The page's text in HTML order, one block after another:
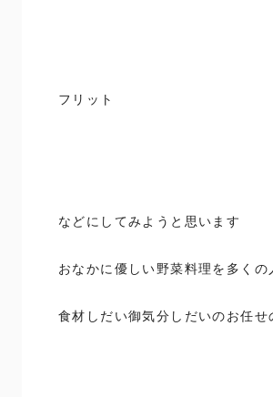
フリット
などにしてみようと思います
おなかに優しい野菜料理を多く
食材しだい御気分しだいのお任せ